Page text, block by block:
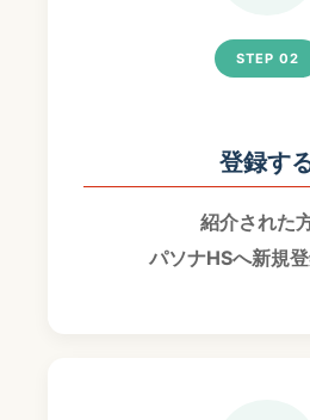
STEP 02
登録す
紹介された
パソナHSへ新規